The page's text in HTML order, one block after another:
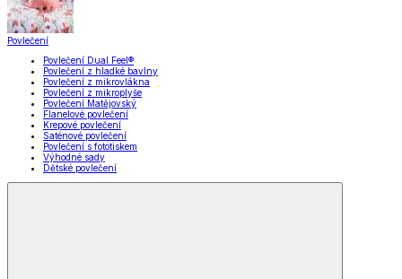
Povlečení
Povlečení Dual Feel®
Povlečení z hladké bavlny
Povlečení z mikrovlákna
Povlečení z mikroplyše
Povlečení Matějovský
Flanelové povlečení
Krepové povlečení
Saténové povlečení
Povlečení s fototiskem
Výhodné sady
Dětské povlečení